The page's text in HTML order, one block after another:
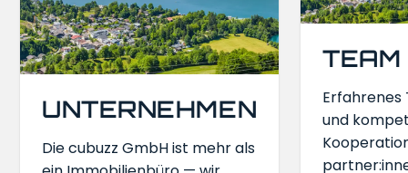
UNTERNEHMEN
Die cubuzz GmbH ist mehr als
TEAM
Erfahrenes
und